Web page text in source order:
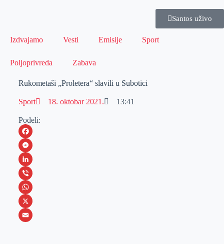
Santos uživo
Izdvajamo Vesti Emisije Sport
Poljoprivreda Zabava
Rukometaši „Proletera“ slavili u Subotici
Sport 18. oktobar 2021. 13:41
Podeli:
F
a
c
e
b
o
M
e
s
s
e
L
i
n
k
V
i
b
W
h
X